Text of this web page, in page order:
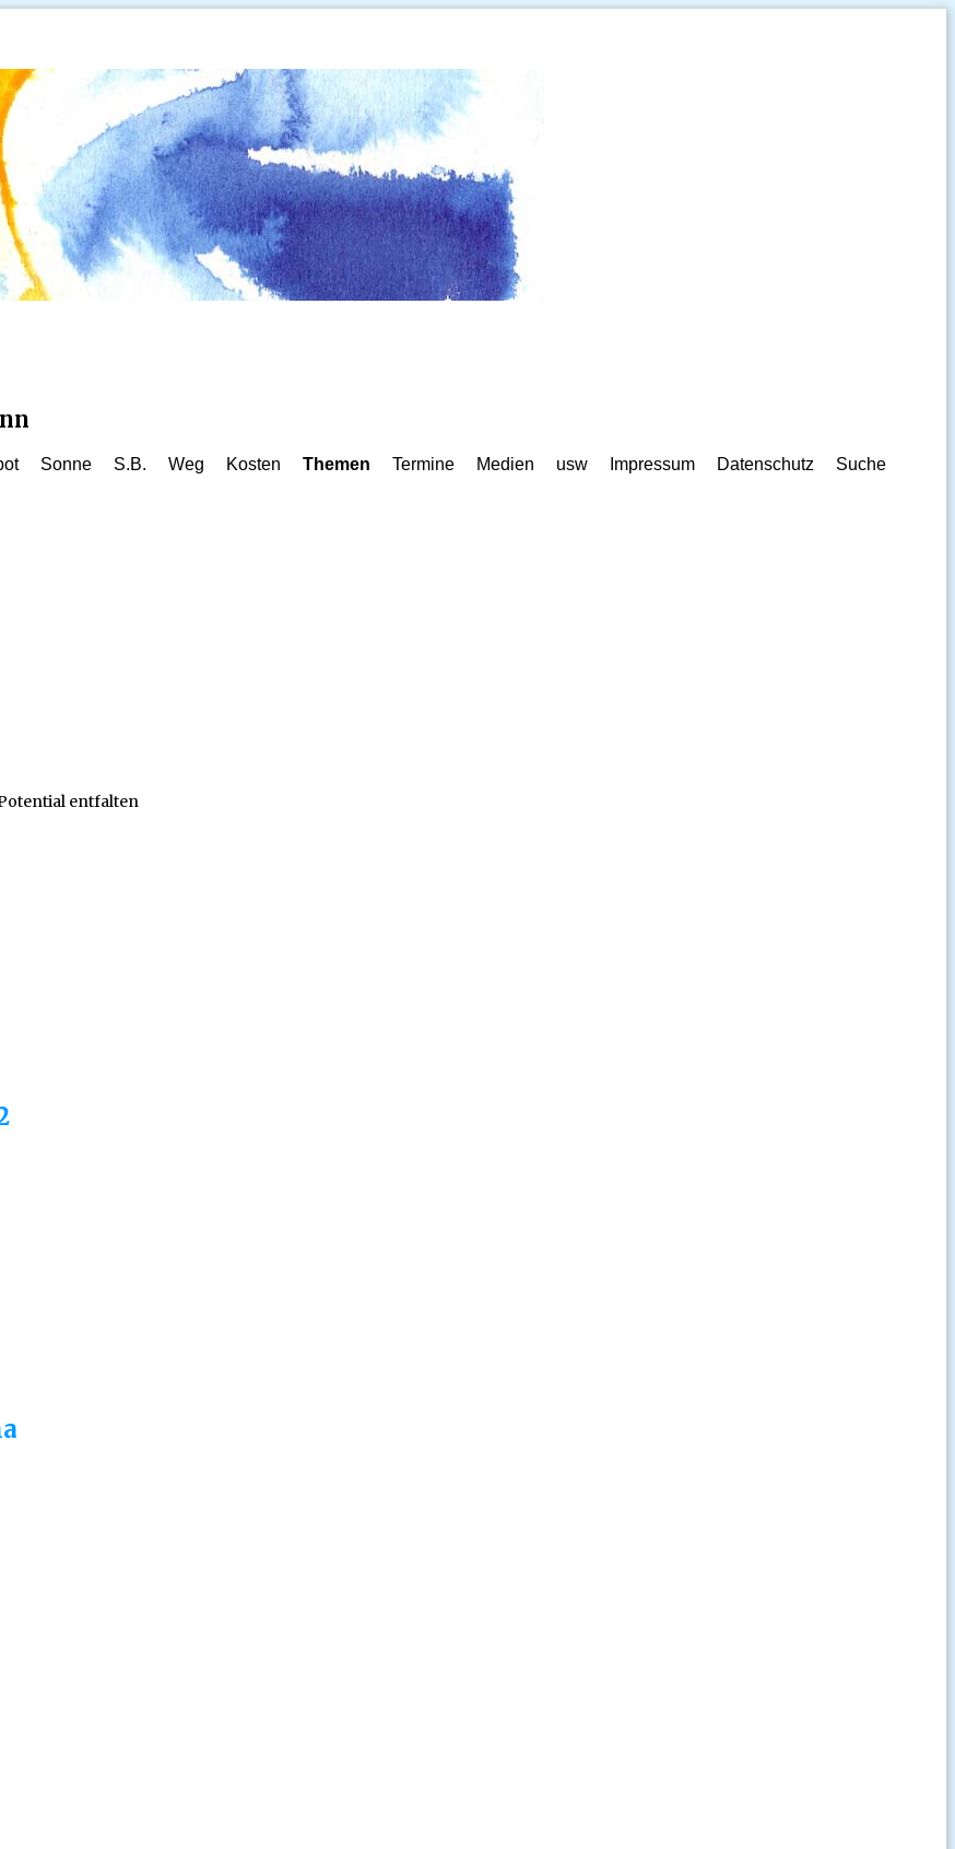
Sonne S.B. Weg Kosten Themen Termine Medien usw Impressum Datenschutz Suche
entfalten